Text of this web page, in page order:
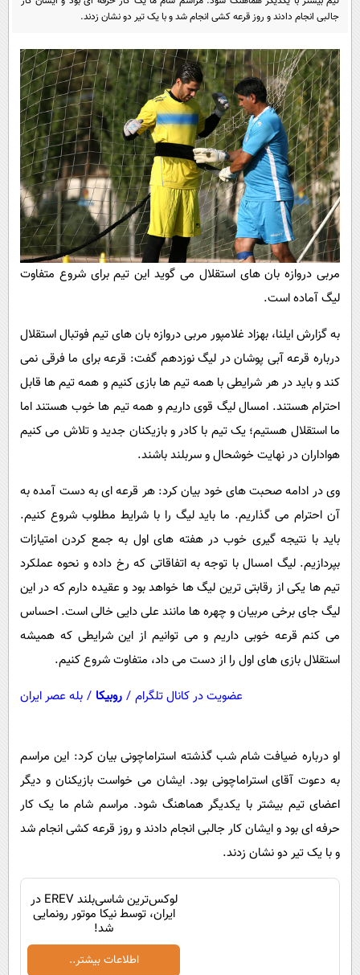
سرگرمی
گوناگون
حوادث
محیط زیست
سلامت
فرهنگی
بین الملل
اجتماعی
حیات وحش
پیامک
آشپزی
دانلود
جالبی انجام دادند و روز قرعه کشی انجام شد و با یک تیر دو نشان زدند.
مربی دروازه بان های استقلال می گوید این تیم برای شروع متفاوت
لیگ آماده است.
به گزارش ایلنا، بهزاد غلامپور مربی دروازه بان های تیم فوتبال استقلال
درباره قرعه آبی پوشان در لیگ نوزدهم گفت: قرعه برای ما فرقی نمی
کند و باید در هر شرایطی با همه تیم ها بازی کنیم و همه تیم ها قابل
احترام هستند. امسال لیگ قوی داریم و همه تیم ها خوب هستند اما
ما استقلال هستیم؛ یک تیم با کادر و بازیکنان جدید و تلاش می کنیم
هواداران در نهایت خوشحال و سربلند باشند.
وی در ادامه صحبت های خود بیان کرد: هر قرعه ای به دست آمده به
آن احترام می گذاریم. ما باید لیگ را با شرایط مطلوب شروع کنیم.
باید با نتیجه گیری خوب در هفته های اول به جمع کردن امتیازات
بپردازیم. لیگ امسال با توجه به اتفاقاتی که رخ داده و نحوه عملکرد
تیم ها یکی از رقابتی ترین لیگ ها خواهد بود و عقیده دارم که در این
لیگ جای برخی مربیان و چهره ها مانند علی دایی خالی است. احساس
می کنم قرعه خوبی داریم و می توانیم از این شرایطی که همیشه
استقلال بازی های اول را از دست می داد، متفاوت شروع کنیم.
عضویت در کانال تلگرام / روبیکا / بله عصر ایران
او درباره ضیافت شام شب گذشته استراماچونی بیان کرد: این مراسم
به دعوت آقای استراماچونی بود. ایشان می خواست بازیکنان و دیگر
اعضای تیم بیشتر با یکدیگر هماهنگ شود. مراسم شام ما یک کار
حرفه ای بود و ایشان کار جالبی انجام دادند و روز قرعه کشی انجام شد
و با یک تیر دو نشان زدند.
لوکس‌ترین شاسی‌بلند EREV در
ایران، توسط نیکا موتور رونمایی
شد!
اطلاعات بیشتر..